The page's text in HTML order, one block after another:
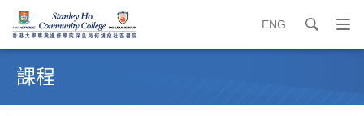
ENG search
打
開
始
課程